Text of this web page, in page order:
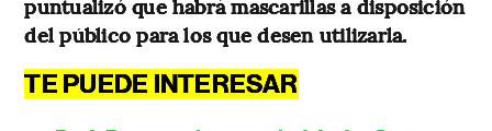
puntualizó que habrá mascarillas a disposición
del público para los que desen utilizarla.
TE PUEDE INTERESAR